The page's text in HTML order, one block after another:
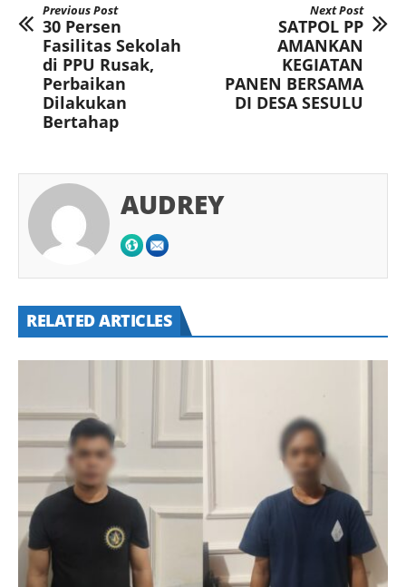
Previous Post
30 Persen
Fasilitas Sekolah
di PPU Rusak,
Perbaikan
Dilakukan
Bertahap
Next Post
SATPOL PP
AMANKAN
KEGIATAN
PANEN BERSAMA
DI DESA SESULU
AUDREY
RELATED ARTICLES